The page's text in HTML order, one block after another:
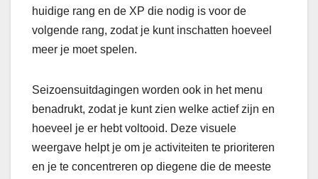
huidige rang en de XP die nodig is voor de
volgende rang, zodat je kunt inschatten hoeveel
meer je moet spelen.
Seizoensuitdagingen worden ook in het menu
benadrukt, zodat je kunt zien welke actief zijn en
hoeveel je er hebt voltooid. Deze visuele
weergave helpt je om je activiteiten te prioriteren
en je te concentreren op diegene die de meeste